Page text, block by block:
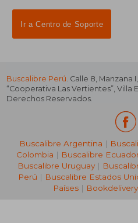
Ir a Centro de Soporte
Buscalibre Perú. Calle 8, Manzana
“Cooperativa Las Vertientes”, Villa
Derechos Reservados.
Buscalibre Argentina |
Colombia | Buscalibre
Buscalibre Uruguay|
Perú | Buscalibre Estados
Países |